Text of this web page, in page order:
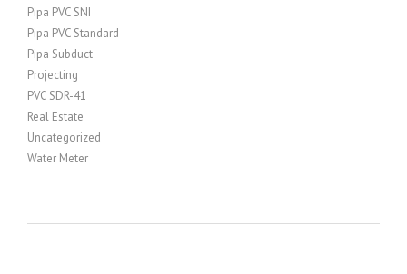
Pipa PVC SNI
Pipa PVC Standard
Pipa Subduct
Projecting
PVC SDR-41
Real Estate
Uncategorized
Water Meter